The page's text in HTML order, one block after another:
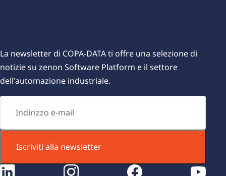
La newsletter di COPA-DATA ti offre una selezione di
notizie su zenon Software Platform e il settore
dell'automazione industriale.
Iscriviti alla newsletter
facebook youtube